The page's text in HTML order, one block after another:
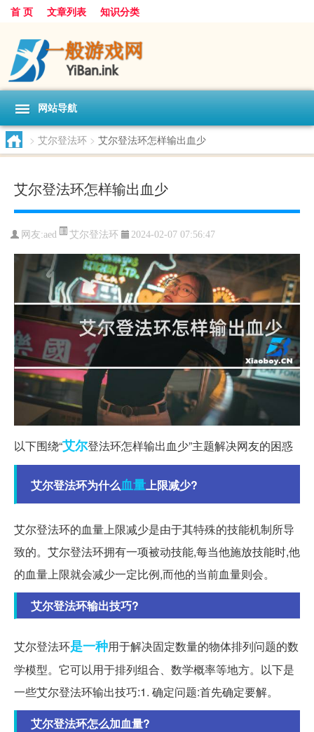
首 页 文章列表 知识分类
网站导航
> 艾尔登法环 > 艾尔登法环怎样输出血少
艾尔登法环怎样输出血少
网友:aed 艾尔登法环 2024-02-07 07:56:47
以下围绕“艾尔登法环怎样输出血少”主题解决网友的困惑
艾尔登法环为什么血量 上限减少?
艾尔登法环的血量上限减少是由于其特殊的技能机制所导
致的。艾尔登法环拥有一项被动技能,每当他施放技能时,他
的血量上限就会减少一定比例,而他的当前血量则会。
艾尔登法环输出技巧?
艾尔登法环是一种用于解决固定数量的物体排列问题的数
学模型。它可以用于排列组合、数学概率等地方。以下是
一些艾尔登法环输出技巧:1. 确定问题:首先确定要解。
艾尔登法环怎么加血量?